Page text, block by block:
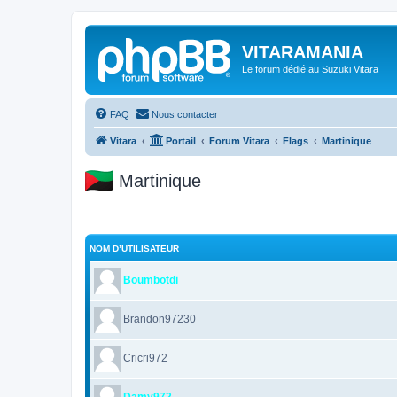
VITARAMANIA
Le forum dédié au Suzuki Vitara
FAQ Nous contacter
Vitara Portail Forum Vitara Flags Martinique
Martinique
NOM D’UTILISATEUR
Boumbotdi
Brandon97230
Cricri972